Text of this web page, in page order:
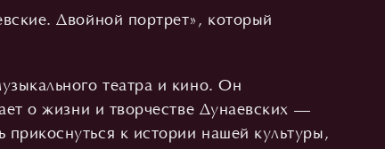
Двойной портрет», который
театра и кино. Он
о жизни и творчестве Дунаевских —
к истории нашей культуры,